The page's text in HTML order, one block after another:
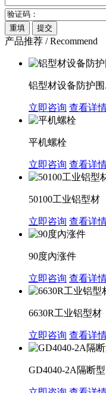
产品推荐 / Recommend
铝型材设备防护围
立即咨询 查看详
平机螺栓
立即咨询 查看详
50100工业铝型材
立即咨询 查看详
90度內涨件
立即咨询 查看详
6630R工业铝型材
立即咨询 查看详
GD4040-2A隔断型